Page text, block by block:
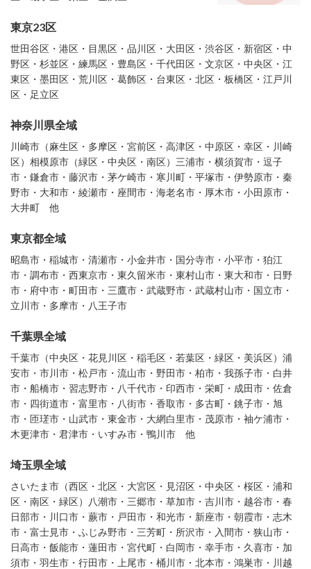
東京23区
世田谷区・港区・目黒区・品川区・大田区・渋谷区・新宿区・中
野区・杉並区・練馬区・豊島区・千代田区・文京区・中央区・江
東区・墨田区・荒川区・葛飾区・台東区・北区・板橋区・江戸川
区・足立区
神奈川県全域
川崎市（麻生区・多摩区・宮前区・高津区・中原区・幸区・川崎
区）相模原市（緑区・中央区・南区）三浦市・横須賀市・逗子
市・鎌倉市・藤沢市・茅ケ崎市・寒川町・平塚市・伊勢原市・秦
野市・大和市・綾瀬市・座間市・海老名市・厚木市・小田原市・
大井町 他
東京都全域
昭島市・稲城市・清瀬市・小金井市・国分寺市・小平市・狛江
市・調布市・西東京市・東久留米市・東村山市・東大和市・日野
市・府中市・町田市・三鷹市・武蔵野市・武蔵村山市・国立市・
立川市・多摩市・八王子市
千葉県全域
千葉市（中央区・花見川区・稲毛区・若葉区・緑区・美浜区）浦
安市・市川市・松戸市・流山市・野田市・柏市・我孫子市・白井
市・船橋市・習志野市・八千代市・印西市・栄町・成田市・佐倉
市・四街道市・富里市・八街市・香取市・多古町・銚子市・旭
市・匝瑳市・山武市・東金市・大網白里市・茂原市・袖ケ浦市・
木更津市・君津市・いすみ市・鴨川市 他
埼玉県全域
さいたま市（西区・北区・大宮区・見沼区・中央区・桜区・浦和
区・南区・緑区）八潮市・三郷市・草加市・吉川市・越谷市・春
日部市・川口市・蕨市・戸田市・和光市・新座市・朝霞市・志木
市・富士見市・ふじみ野市・三芳町・所沢市・入間市・狭山市・
日高市・飯能市・蓮田市・宮代町・白岡市・幸手市・久喜市・加
須市・羽生市・行田市・上尾市・桶川市・北本市・鴻巣市・川越